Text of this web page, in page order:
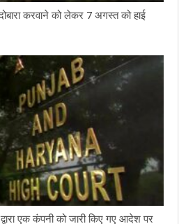
करवाने को लेकर 7 अगस्त को हाई
एक कंपनी को जारी किए गए आदेश पर